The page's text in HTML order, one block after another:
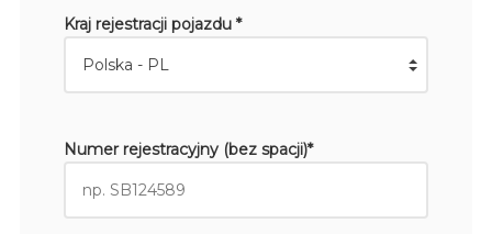
Kraj rejestracji pojazdu *
Numer rejestracyjny (bez spacji)*